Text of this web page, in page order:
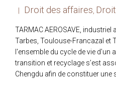
Droit des affaires,
TARMAC AEROSAVE,
Tarbes, Toulouse-Francazal et
l'ensemble du cycle de vie
transition et recyclage s’est
Chengdu afin de constituer une